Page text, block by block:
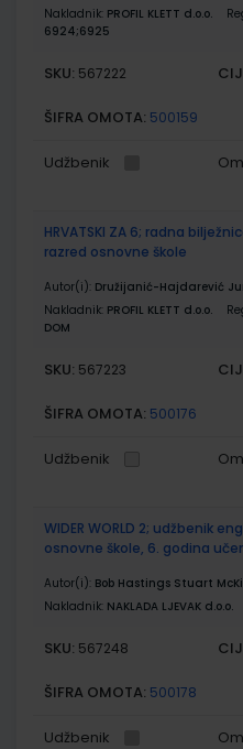
Nakladnik: PROFIL KLETT d.o.o.
6924;6925
SKU: 567222
ŠIFRA OMOTA: 500159
Udžbenik
HRVATSKI ZA 6; radna
razred osnovne škole
Autor(i): Družijanić-Hajdarević
Nakladnik: PROFIL KLETT d.o.o.
DOM
SKU: 567223
ŠIFRA OMOTA: 500176
Udžbenik
WIDER WORLD 2; udžbenik
osnovne škole, 6. godina
Autor(i): Bob Hastings Stuart
Nakladnik: NAKLADA LJEVAK d.o.o.
SKU: 567248
ŠIFRA OMOTA: 500178
Udžbenik